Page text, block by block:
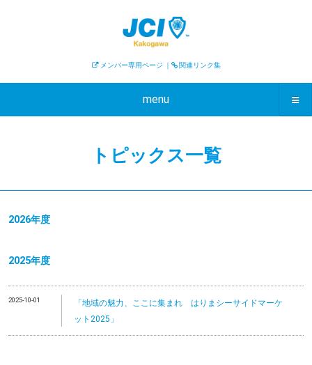
メンバー専用ページ ｜ 関連リンク集
menu
トピックス一覧
2026年度
2025年度
2025-10-01
「地域の魅力、ここに集まれ はりまシーサイドマーケ
ット2025」